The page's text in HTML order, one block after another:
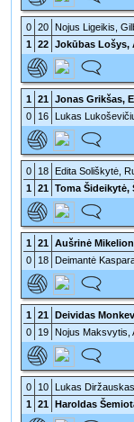
0 20 Nojus Ligeikis,
1 22 Jokūbas Lošys,
1 21 Jonas Grikšas,
0
16 Lukas
0 18 Edita Soliškytė,
1 21 Toma Šideikytė,
1 21 Aušrinė
0
18 Deimantė
1 21 Deividas
0
19 Nojus Maksvytis,
0 10 Lukas
1 21 Haroldas